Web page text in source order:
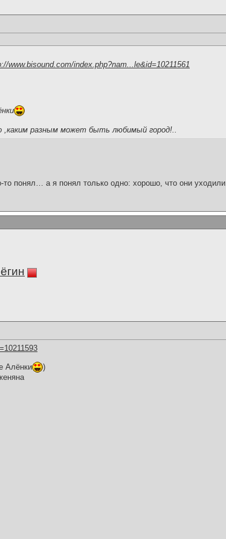
www.bisound.com/index.php?nam...le&id=10211561
разным может быть любимый город!..
понял… а я понял только одно: хорошо, что они уходили.
Алёнки
)